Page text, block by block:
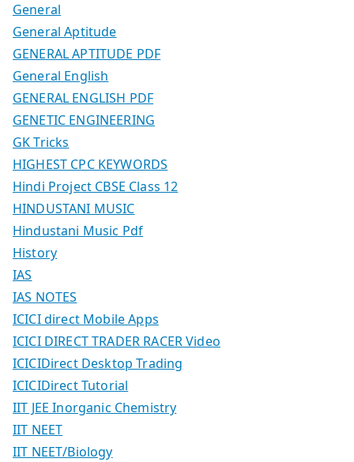
General
General Aptitude
GENERAL APTITUDE PDF
General English
GENERAL ENGLISH PDF
GENETIC ENGINEERING
GK Tricks
HIGHEST CPC KEYWORDS
Hindi Project CBSE Class 12
HINDUSTANI MUSIC
Hindustani Music Pdf
History
IAS
IAS NOTES
ICICI direct Mobile Apps
ICICI DIRECT TRADER RACER Video
ICICIDirect Desktop Trading
ICICIDirect Tutorial
IIT JEE Inorganic Chemistry
IIT NEET
IIT NEET/Biology